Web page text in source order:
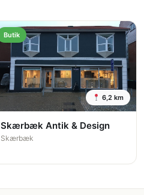
Butik
6,2 km
Skærbæk Antik & Design
Skærbæk